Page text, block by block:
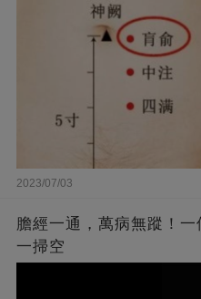
2023/07/03
膽經一通，萬病無蹤！
一掃空